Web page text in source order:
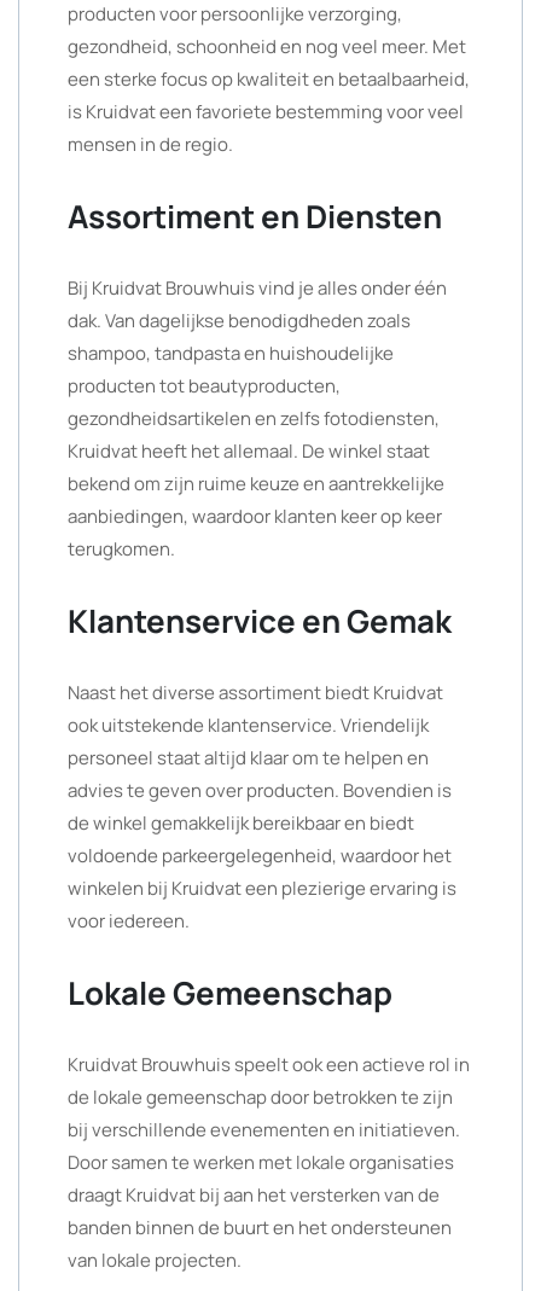
producten voor persoonlijke verzorging,
gezondheid, schoonheid en nog veel meer. Met
een sterke focus op kwaliteit en betaalbaarheid,
is Kruidvat een favoriete bestemming voor veel
mensen in de regio.
Assortiment en Diensten
Bij Kruidvat Brouwhuis vind je alles onder één
dak. Van dagelijkse benodigdheden zoals
shampoo, tandpasta en huishoudelijke
producten tot beautyproducten,
gezondheidsartikelen en zelfs fotodiensten,
Kruidvat heeft het allemaal. De winkel staat
bekend om zijn ruime keuze en aantrekkelijke
aanbiedingen, waardoor klanten keer op keer
terugkomen.
Klantenservice en Gemak
Naast het diverse assortiment biedt Kruidvat
ook uitstekende klantenservice. Vriendelijk
personeel staat altijd klaar om te helpen en
advies te geven over producten. Bovendien is
de winkel gemakkelijk bereikbaar en biedt
voldoende parkeergelegenheid, waardoor het
winkelen bij Kruidvat een plezierige ervaring is
voor iedereen.
Lokale Gemeenschap
Kruidvat Brouwhuis speelt ook een actieve rol in
de lokale gemeenschap door betrokken te zijn
bij verschillende evenementen en initiatieven.
Door samen te werken met lokale organisaties
draagt Kruidvat bij aan het versterken van de
banden binnen de buurt en het ondersteunen
van lokale projecten.